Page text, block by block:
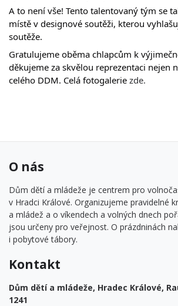
A to není vše! Tento talentovaný tým se
místě v designové soutěži, kterou
soutěže.
Gratulujeme oběma chlapcům k
děkujeme za skvělou reprezentaci nejen
celého DDM. Celá fotogalerie zde.
O nás
Dům dětí a mládeže je centrem pro
v Hradci Králové. Organizujeme pravidelné
a mládež a o víkendech a volných dnech
jsou určeny pro veřejnost. O prázdninách
i pobytové tábory.
Kontakt
Dům dětí a mládeže, Hradec Králové,
1241